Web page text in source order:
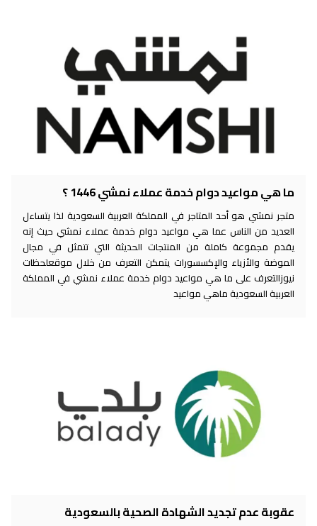
ما هي مواعيد دوام خدمة عملاء نمشي 1446 ؟
متجر نمشي هو أحد المتاجر في المملكة العربية السعودية لذا يتساءل
العديد من الناس عما هي مواعيد دوام خدمة عملاء نمشي حيث إنه
يقدم مجموعة كاملة من المنتجات الحديثة التي تتمثل في مجال
الموضة والأزياء والإكسسورات يتمكن التعرف من خلال موقعلحظات
نيوزالتعرف على ما هي مواعيد دوام خدمة عملاء نمشي في المملكة
العربية السعودية ماهي مواعيد
عقوبة عدم تجديد الشهادة الصحية بالسعودية